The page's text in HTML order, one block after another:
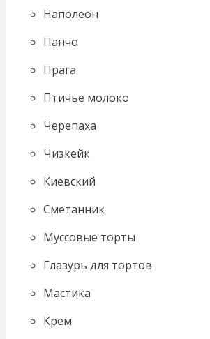
Наполеон
Панчо
Прага
Птичье молоко
Черепаха
Чизкейк
Киевский
Сметанник
Муссовые торты
Глазурь для тортов
Мастика
Крем